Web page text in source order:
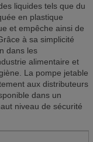
liquides tels que du
en plastique
et empêche ainsi de
à sa simplicité
dans les
alimentaire et
La pompe jetable
aux distributeurs
dans un
niveau de sécurité